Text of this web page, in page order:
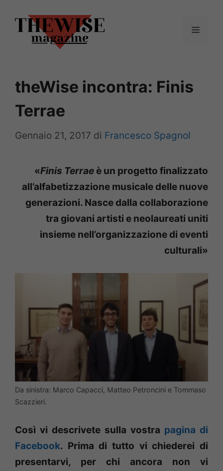
contenuto
Menu
theWise incontra: Finis
Terrae
Gennaio 21, 2017 di Francesco Spagnol
«Finis Terrae è un progetto finalizzato
all’alfabetizzazione musicale delle nuove
generazioni. Nasce dalla collaborazione
tra giovani artisti e neolaureati uniti
insieme nell’organizzazione di eventi
culturali»
Da sinistra: Marco Capacci, Matteo Petroncini e Tommaso
Scazzieri.
Così vi descrivete sulla vostra pagina di
Facebook. Prima di tutto vi chiederei di
presentarvi, per chi ancora non vi